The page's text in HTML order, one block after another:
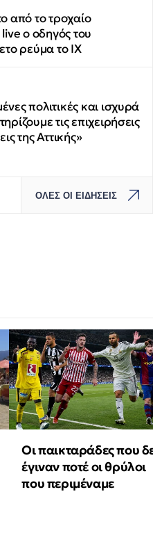
από το τροχαίο
ο οδηγός του
ρεύμα το ΙΧ
πολιτικές και ισχυρά
τις επιχειρήσεις
της Αττικής»
ΟΛΕΣ ΟΙ ΕΙΔΗΣΕΙΣ
Οι παικταράδες που
έγιναν ποτέ οι θρύλοι
που περιμέναμε